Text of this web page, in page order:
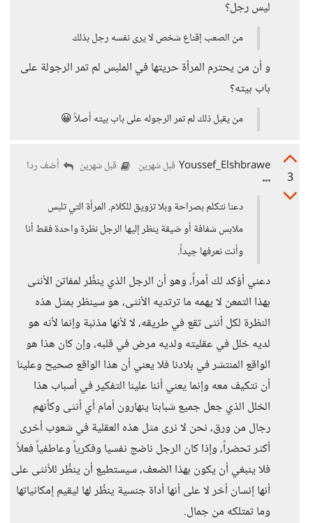
ليس رجل؟
من الصعب إقناع شخص لا يرى نفسه رجل بذلك
و أن من يحترم المرأة حريتها في الملبس لم تمر الرجولة على
باب بيته؟
من يقبل ذلك لم تمر الرجوله على باب بيته أصلاً 😀
3
Youssef_Elshbrawe قبل شهرين قبل شهرين أضف ردا
دعنا نتكلم بصراحة وبلا تزويق للكلام. المرأة التي تلبس
ملابس شفافة أو ضيقة ينظر إليها الرجل نظرة واحدة فقط أنا
وأنت نعرفها جيداً.
دعني أؤكد لك أمراً، وهو أن الرجل الذي ينظُر لمفاتن الأنثى
بهذا التمعن لا يهمه ما ترتديه الأنثى، هو سينظر بمثل هذه
النظرة لكل أنثى تقع في طريقه، لا لأنها مذنبة وإنما لأنه هو
لديه خلل في عقليته ولديه مرض في قلبه، وإن كان هذا هو
الواقع المنتشر في بلادنا فلا يعني أن هذا الواقع صحيح وعلينا
أن نتكيف معه وإنما يعني أننا علينا التفكير في أسباب هذا
الخلل الذي جعل جميع شبابنا ينهارون أمام أي أنثى وكأنهم
رجال من ورق، نحن لا نرى مثل هذه العقلية في شعوب أخرى
أكثر تحضراً، وإذا كان الرجل ناضج نفسيا وفكرياً وعاطفياً فعلاً
فلا ينبغي أن يكون بهذا الضعف، سيستطيع أن ينظُر للأنثى على
أنها إنسان أخر لا على أنها أداة جنسية ينظُر لها ليقيم إمكانياتها
وما تمتلكه من جمال.